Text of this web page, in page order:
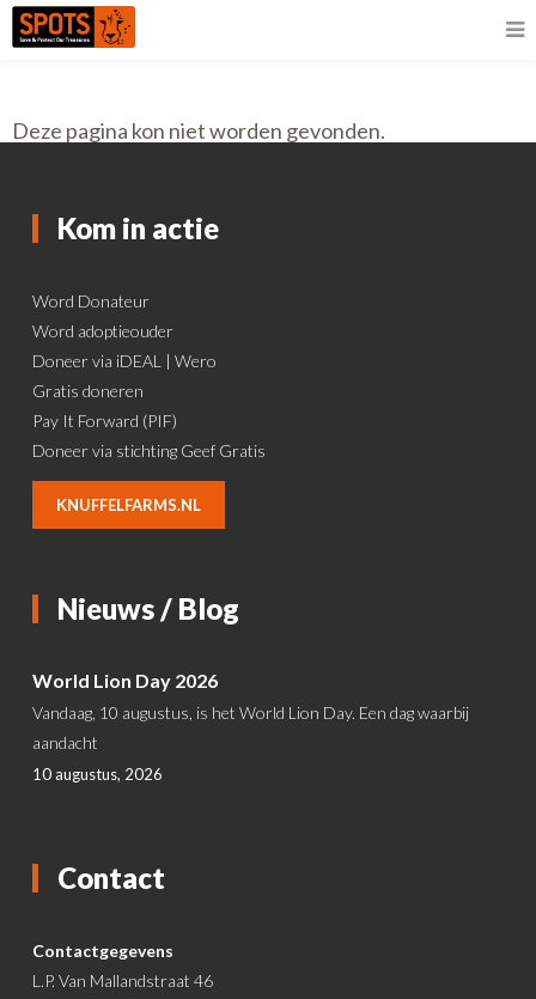
Deze pagina kon niet worden gevonden.
Kom in actie
Word Donateur
Word adoptieouder
Doneer via iDEAL | Wero
Gratis doneren
Pay It Forward (PIF)
Doneer via stichting Geef Gratis
KNUFFELFARMS.NL
Nieuws / Blog
World Lion Day 2026
Vandaag, 10 augustus, is het World Lion Day. Een dag waarbij
aandacht
10 augustus, 2026
Contact
Contactgegevens
L.P. Van Mallandstraat 46